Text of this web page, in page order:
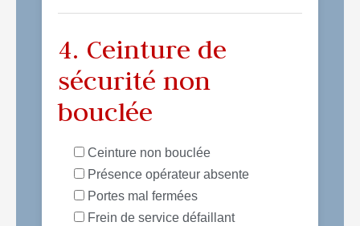
4. Ceinture de
sécurité non
bouclée
Ceinture non bouclée
Présence opérateur absente
Portes mal fermées
Frein de service défaillant